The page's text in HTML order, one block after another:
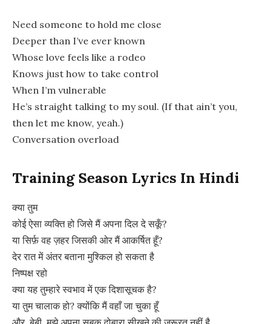
Need someone to hold me close
Deeper than I’ve ever known
Whose love feels like a rodeo
Knows just how to take control
When I’m vulnerable
He’s straight talking to my soul. (If that ain’t you,
then let me know, yeah.)
Conversation overload
Training Season Lyrics In Hindi
क्या तुम
कोई ऐसा व्यक्ति हो जिसे मैं अपना दिल दे सकूँ?
या सिर्फ़ वह ज़हर जिसकी ओर मैं आकर्षित हूँ?
देर रात में अंतर बताना मुश्किल हो सकता है
निष्पक्ष रहो
क्या यह तुम्हारे स्वभाव में एक दिशासूचक है?
या तुम चालाक हो? क्योंकि मैं वहाँ जा चुका हूँ